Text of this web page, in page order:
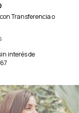
conTransferencia o
interés de